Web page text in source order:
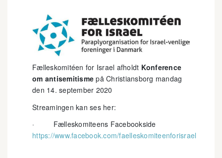
Fælleskomitéen for Israel afholdt Konference
om antisemitisme på Christiansborg mandag
den 14. september 2020
Streamingen kan ses her:
· Fælleskomiteens Facebookside
https://www.facebook.com/faelleskomiteenforisrael